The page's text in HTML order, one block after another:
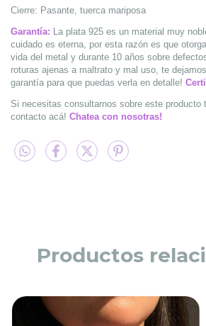
Cierre: Pasante, tuerca mariposa
Garantía: La plata 925 es un material muy
cuidado es eterna, por esta razón es que
vida del metal y durante 10 años sobre
roturas ajenas a maltrato y mal uso, te
garantía para que puedas verla en detalle!
Si necesitas consultarnos sobre este producto
contacto acá! Chatea con nosotras!
Productos